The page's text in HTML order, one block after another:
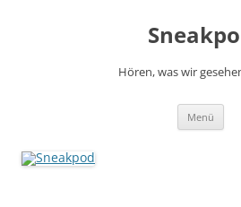
Hören, was wir
Menü